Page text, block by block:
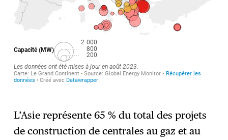
L’Asie représente 65 % du total des projets
de construction de centrales au gaz et au